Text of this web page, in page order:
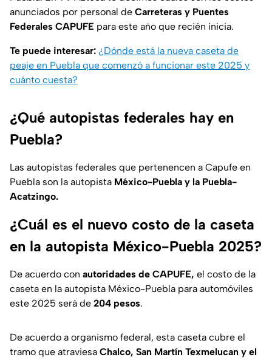
anunciados por personal de Carreteras y Puentes
Federales CAPUFE para este año que recién inicia.
Te puede interesar: ¿Dónde está la nueva caseta de
peaje en Puebla que comenzó a funcionar este 2025 y
cuánto cuesta?
¿Qué autopistas federales hay en
Puebla?
Las autopistas federales que pertenencen a Capufe en
Puebla son la autopista México-Puebla y la Puebla-
Acatzingo.
¿Cuál es el nuevo costo de la caseta
en la autopista México-Puebla 2025?
De acuerdo con autoridades de CAPUFE, el costo de la
caseta en la autopista México-Puebla para automóviles
este 2025 será de 204 pesos.
De acuerdo a organismo federal, esta caseta cubre el
tramo que atraviesa Chalco, San Martín Texmelucan y el